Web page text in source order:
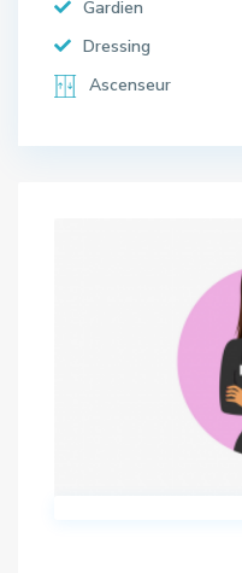
Gardien
Dressing
Ascenseur